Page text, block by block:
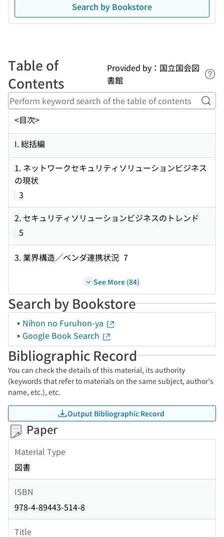
Search by Bookstore
Table of
Contents
Provided by：国立国会図
書館
<目次>
I. 総括編
1. ネットワークセキュリティソリューションビジネス
の現状
3
2. セキュリティソリューションビジネスのトレンド
5
3. 業界構造／ベンダ連携状況 7
See More (84)
Search by Bookstore
Nihon no Furuhon-ya
Google Book Search
Bibliographic Record
You can check the details of this material, its authority
(keywords that refer to materials on the same subject, author's
name, etc.), etc.
Output Bibliographic Record
Paper
Material Type
図書
ISBN
978-4-89443-514-8
Title